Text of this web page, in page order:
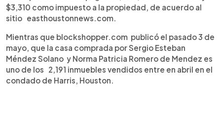
$3,310 como impuesto a la propiedad, de acuerdo al
sitio easthoustonnews.com.
Mientras que blockshopper.com publicó el pasado 3 de
mayo, que la casa comprada por Sergio Esteban
Méndez Solano y Norma Patricia Romero de Mendez es
uno de los 2,191 inmuebles vendidos entre en abril en el
condado de Harris, Houston.